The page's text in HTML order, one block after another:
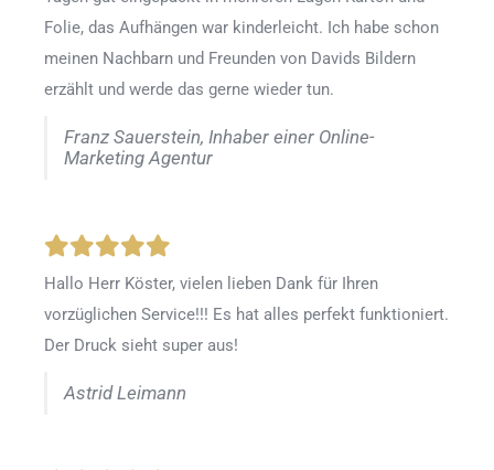
Folie, das Aufhängen war kinderleicht. Ich habe schon
meinen Nachbarn und Freunden von Davids Bildern
erzählt und werde das gerne wieder tun.
Franz Sauerstein, Inhaber einer Online-
Marketing Agentur
Hallo Herr Köster, vielen lieben Dank für Ihren
vorzüglichen Service!!! Es hat alles perfekt funktioniert.
Der Druck sieht super aus!
Astrid Leimann